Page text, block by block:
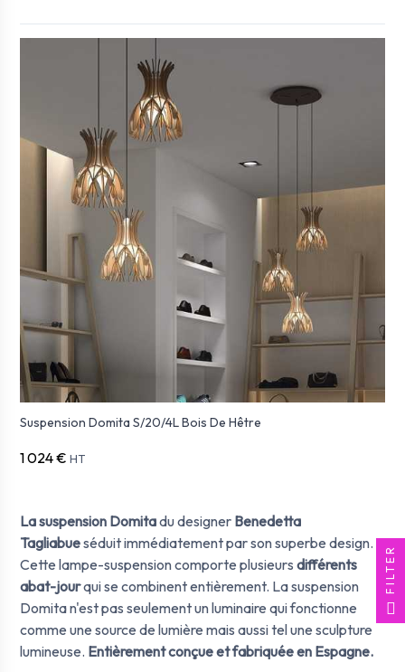
La suspension Domitadu designer Benedetta
Tagliabueséduitimmédiatement par son superbe design.
Cette lampe-suspension comporte plusieurs différents
abat-jourqui se combinent entièrement. La suspension
Domita n'est pas seulement un luminaire qui fonctionne
comme une source de lumière mais aussi tel une sculpture
lumineuse. Entièrement conçue et fabriquée en Espagne.
Suspension Domita S/20/4L Bois De Hêtre
1 024 € HT
FILTER